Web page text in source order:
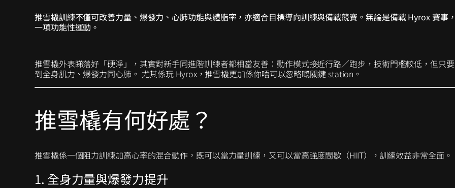
推雪橇訓練不僅可改善力量、爆發力、心肺功能與體脂率，亦適合目標導向訓練與備戰競賽。無論是備戰 Hyrox 賽事
一項功能性運動。
推雪橇外表睇落好「硬淨」，其實對新手同進階訓練者都相當友善：動作模式接近行路／跑步，技術門檻較低，但只
到全身肌力、爆發力同心肺。 尤其係玩 Hyrox，推雪橇更加係你唔可以忽略嘅關鍵 station。
推雪橇有何好處？
推雪橇係一個阻力訓練加高心率的混合動作，既可以當力量訓練，又可以當高強度間歇（HIIT），訓練效益非常全面。
1. 全身力量與爆發力提升